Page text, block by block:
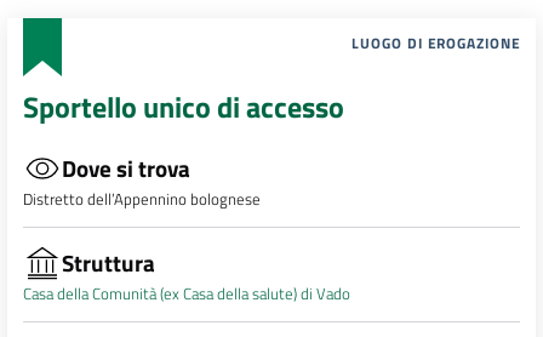
LUOGO DI EROGAZIONE
Sportello unico di accesso
Dove si trova
Distretto dell’Appennino bolognese
Struttura
Casa della Comunità (ex Casa della salute) di Vado